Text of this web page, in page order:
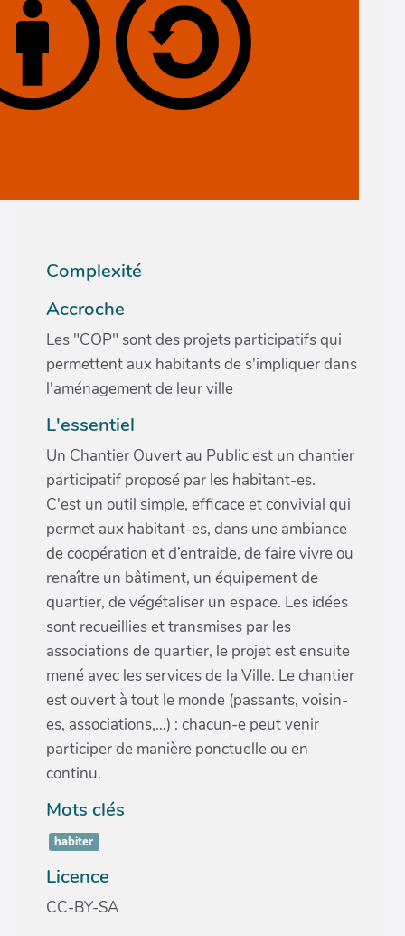
Complexité
Accroche
Les "COP" sont des projets participatifs qui
permettent aux habitants de s'impliquer dans
l'aménagement de leur ville
L'essentiel
Un Chantier Ouvert au Public est un chantier
participatif proposé par les habitant-es.
C'est un outil simple, efficace et convivial qui
permet aux habitant-es, dans une ambiance
de coopération et d’entraide, de faire vivre ou
renaître un bâtiment, un équipement de
quartier, de végétaliser un espace. Les idées
sont recueillies et transmises par les
associations de quartier, le projet est ensuite
mené avec les services de la Ville. Le chantier
est ouvert à tout le monde (passants, voisin-
es, associations,…) : chacun-e peut venir
participer de manière ponctuelle ou en
continu.
Mots clés
habiter
Licence
CC-BY-SA